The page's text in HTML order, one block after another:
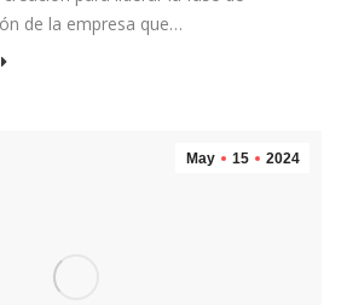
de la empresa que…
May 15 2024